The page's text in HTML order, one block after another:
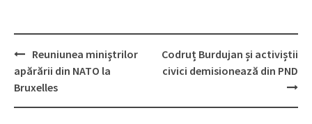
Post
navigation
Reuniunea miniştrilor
apărării din NATO la
Bruxelles
Codruț Burdujan și activiștii
civici demisionează din PND